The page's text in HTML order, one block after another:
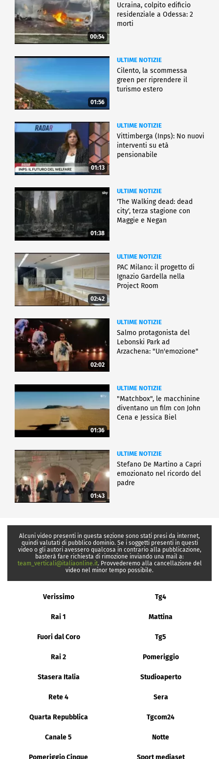
00:54
Ucraina, colpito edificio
residenziale a Odessa: 2
morti
01:56
ULTIME NOTIZIE
Cilento, la scommessa
green per riprendere il
turismo estero
01:13
ULTIME NOTIZIE
Vittimberga (Inps): No nuovi
interventi su età
pensionabile
01:38
ULTIME NOTIZIE
'The Walking dead: dead
city', terza stagione con
Maggie e Negan
02:42
ULTIME NOTIZIE
PAC Milano: il progetto di
Ignazio Gardella nella
Project Room
02:02
ULTIME NOTIZIE
Salmo protagonista del
Lebonski Park ad
Arzachena: "Un'emozione"
01:36
ULTIME NOTIZIE
"Matchbox", le macchinine
diventano un film con John
Cena e Jessica Biel
01:43
ULTIME NOTIZIE
Stefano De Martino a Capri
emozionato nel ricordo del
padre
Alcuni video presenti in questa sezione sono stati presi da internet,
quindi valutati di pubblico dominio. Se i soggetti presenti in questi
video o gli autori avessero qualcosa in contrario alla pubblicazione,
basterà fare richiesta di rimozione inviando una mail a:
team_verticali@italiaonline.it. Provvederemo alla cancellazione del
video nel minor tempo possibile.
Verissimo Tg4
Rai 1 Mattina
Fuori dal Coro Tg5
Rai 2 Pomeriggio
Stasera Italia Studioaperto
Rete 4 Sera
Quarta Repubblica Tgcom24
Canale 5 Notte
Pomeriggio Cinque Sport mediaset